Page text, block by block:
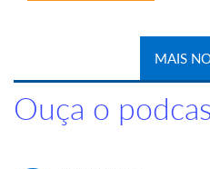
MAIS
Ouça o